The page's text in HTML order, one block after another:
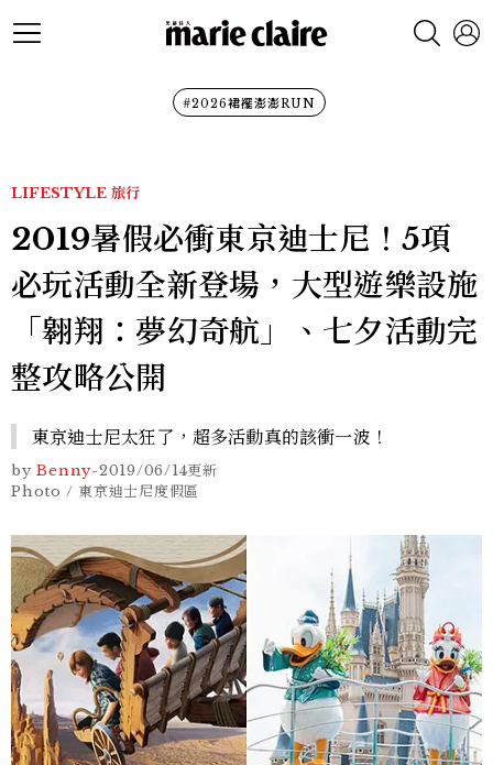
#2026裙襬澎澎RUN
LIFESTYLE 旅行
2019暑假必衝東京迪士尼！5項
必玩活動全新登場，大型遊樂設施
「翱翔：夢幻奇航」、七夕活動完
整攻略公開
東京迪士尼太狂了，超多活動真的該衝一波！
by Benny-2019/06/14更新
Photo / 東京迪士尼度假區